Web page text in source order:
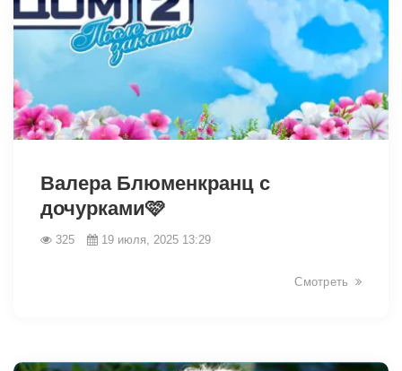
Валера Блюменкранц с
дочурками🩷
325 19 июля, 2025 13:29
Смотреть